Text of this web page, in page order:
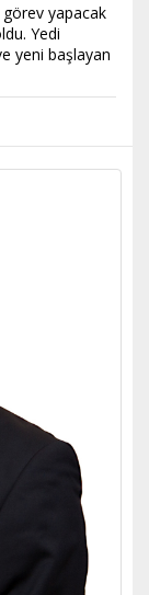
görev yapacak
Yedi
yeni başlayan